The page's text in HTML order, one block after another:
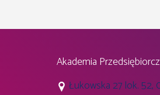
Akademia
Łukowska 27 lok. 52,